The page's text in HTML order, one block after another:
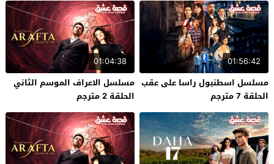
01:56:42
مسلسل اسطنبول راسا على عقب
الحلقة 7 مترجم
01:04:38
مسلسل الاعراف الموسم الثاني
الحلقة 2 مترجم